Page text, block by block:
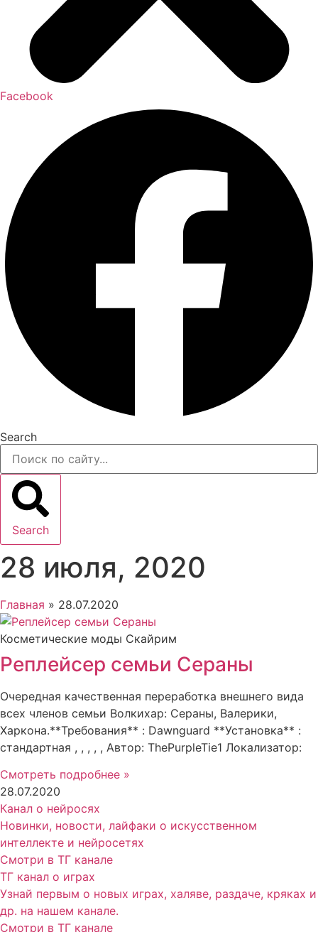
Facebook
Search
Search
28 июля, 2020
Главная » 28.07.2020
Косметические моды Скайрим
Реплейсер семьи Сераны
Очередная качественная переработка внешнего вида
всех членов семьи Волкихар: Сераны, Валерики,
Харкона.**Требования** : Dawnguard **Установка** :
стандартная , , , , , Автор: ThePurpleTie1 Локализатор:
Смотреть подробнее »
28.07.2020
Канал о нейросях
Новинки, новости, лайфаки о искусственном
интеллекте и нейросетях
Смотри в ТГ канале
ТГ канал о играх
Узнай первым о новых играх, халяве, раздаче, кряках и
др. на нашем канале.
Смотри в ТГ канале